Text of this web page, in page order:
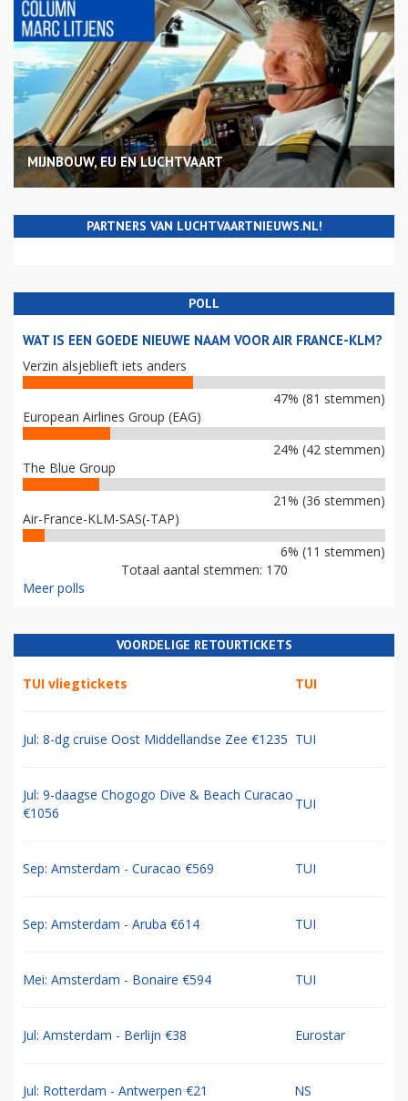
MIJNBOUW, EU EN LUCHTVAART
PARTNERS VAN LUCHTVAARTNIEUWS.NL!
POLL
WAT IS EEN GOEDE NIEUWE NAAM VOOR AIR FRANCE-KLM?
Verzin alsjeblieft iets anders
47% (81 stemmen)
European Airlines Group (EAG)
24% (42 stemmen)
The Blue Group
21% (36 stemmen)
Air-France-KLM-SAS(-TAP)
6% (11 stemmen)
Totaal aantal stemmen: 170
Meer polls
VOORDELIGE RETOURTICKETS
TUI vliegtickets TUI
Jul: 8-dg cruise Oost Middellandse Zee €1235 TUI
Jul: 9-daagse Chogogo Dive & Beach Curacao
€1056
TUI
Sep: Amsterdam - Curacao €569 TUI
Sep: Amsterdam - Aruba €614 TUI
Mei: Amsterdam - Bonaire €594 TUI
Jul: Amsterdam - Berlijn €38 Eurostar
Jul: Rotterdam - Antwerpen €21 NS